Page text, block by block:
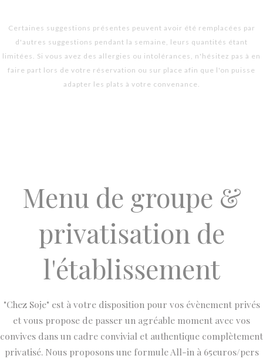
Certaines suggestions présentes peuvent avoir été remplacées par
d'autres suggestions pendant la semaine, leurs quantités étant
limitées. Si vous avez des allergies ou intolérances, n'hésitez pas à en
faire part lors de votre réservation ou sur place afin que l'on puisse
adapter les plats à votre convenance.
Menu de groupe &
privatisation de
l'établissement
"Chez Soje" est à votre disposition pour vos évènement privés
et vous propose de passer un agréable moment avec vos
convives dans un cadre convivial et authentique complètement
privatisé. Nous proposons une formule All-in à 65euros/pers